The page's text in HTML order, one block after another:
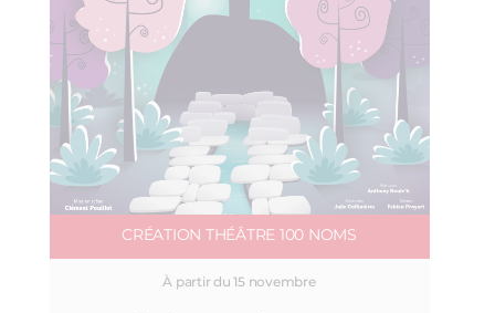
CRÉATION THÉÂTRE 100 NOMS
À partir du 15 novembre